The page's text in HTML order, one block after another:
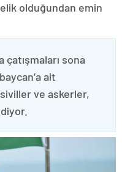
olduğundan emin
çatışmaları sona
ait
ve askerler,